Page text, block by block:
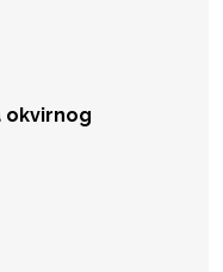
okvirnog